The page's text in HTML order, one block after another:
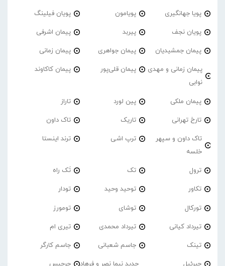
پویا جهانگیری پویامون پویان فیلینگ
پویان نجف پیربد پیمان اشرفی
پیمان جمشیدیان پیمان جواهری پیمان زمانی
پیمان زمانی و مهدی
نوابی
پیمان قلی‌پور پیمان کاکاوند
پیمان ملکی پین لورد تاراز
تارخ تهرانی تاریک تاک داون
تاک داون و سپهر
خلسه
ترپ اشی ترند اینستا
ترول تک تَک راه
تکاور توحید وحید تودار
تورکال توشای تومورز
تیرداد کیانی تیرداد محمدی تیری ام
تینک جاسم شعبانی جاسم کارگر
جبرئیل
جدید نیما نصر و فرهاد
جرجیس